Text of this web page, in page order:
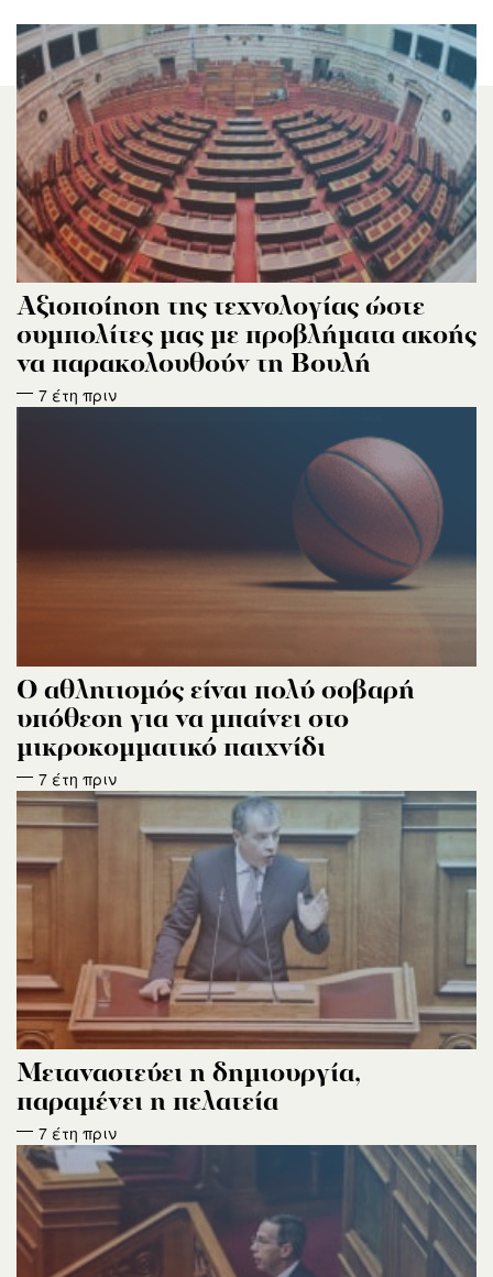
Αξιοποίηση της τεχνολογίας ώστε
συμπολίτες μας με προβλήματα ακοής
να παρακολουθούν τη Βουλή
7 έτη πριν
O αθλητισμός είναι πολύ σοβαρή
υπόθεση για να μπαίνει στο
μικροκομματικό παιχνίδι
7 έτη πριν
Μεταναστεύει η δημιουργία,
παραμένει η πελατεία
7 έτη πριν